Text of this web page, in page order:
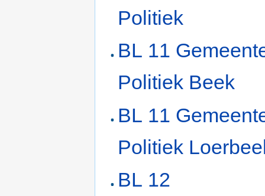
Politiek
BL 11
Politiek Beek
BL 11
Politiek
BL 12